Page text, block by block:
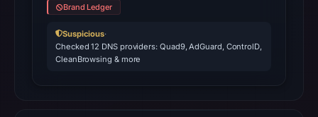
Brand Ledger
Suspicious·
Checked 12 DNS providers: Quad9, AdGuard, ControlD,
CleanBrowsing & more